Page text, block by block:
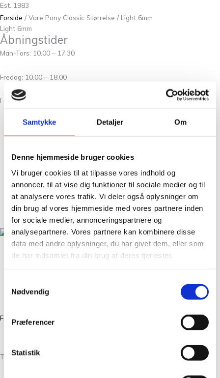
Samtykke Detaljer Om
Denne hjemmeside bruger cookies
Vi bruger cookies til at tilpasse vores indhold og
annoncer, til at vise dig funktioner til sociale medier og til
at analysere vores trafik. Vi deler også oplysninger om
din brug af vores hjemmeside med vores partnere inden
for sociale medier, annonceringspartnere og
analysepartnere. Vores partnere kan kombinere disse
data med andre oplysninger, du har givet dem, eller som
de har indsamlet fra din brug af deres tjenester.
Nødvendig
Præferencer
Statistik
Est. 1983
Forside / Vare Pony Classic Størrelse / Light 6mm
Light 6mm
Åbningstider
Man-Tors: 10.00 – 17.30
Fredag: 10.00 – 18.00
Lørdag: 10.00 – 15.00
Om Os
FAQ
Workshops
Handelsbetingelser
Nyheder
GDPR
Christian Winthers Vej 2
DK-1860 Frederiksberg
+45 31 38 24 04
CVR 39386046
Facebook
Tante Grøn CPH® All Rights Reserved